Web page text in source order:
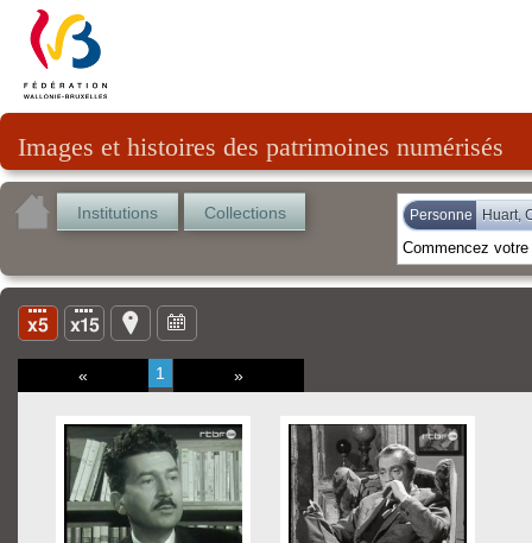
Images et histoires des patrimoines numérisés
Institutions Collections Personne Huart,
« 1 »